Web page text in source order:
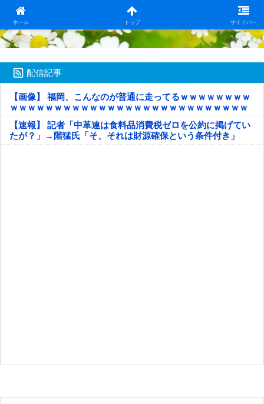
ホーム トップ サイドバー
日本第一！ニュース録
配信記事
【画像】 福岡、こんなのが普通に走ってるｗｗｗｗｗｗｗｗ
ｗｗｗｗｗｗｗｗｗｗｗｗｗｗｗｗｗｗｗｗｗｗｗｗｗｗｗ
ｗｗｗｗｗ
【速報】 記者「中革連は食料品消費税ゼロを公約に掲げてい
たが？」→階猛氏「そ、それは財源確保という条件付き」